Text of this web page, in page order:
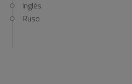
Inglés
Ruso